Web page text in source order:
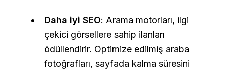
Daha iyi SEO: Arama motorları, ilgi
çekici görsellere sahip ilanları
ödüllendirir. Optimize edilmiş araba
fotoğrafları, sayfada kalma süresini